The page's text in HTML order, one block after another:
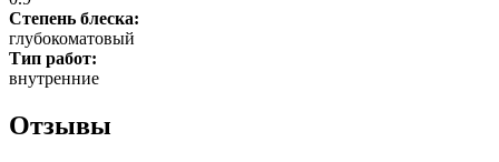
Степень блеска:
глубокоматовый
Тип работ:
внутренние
Отзывы